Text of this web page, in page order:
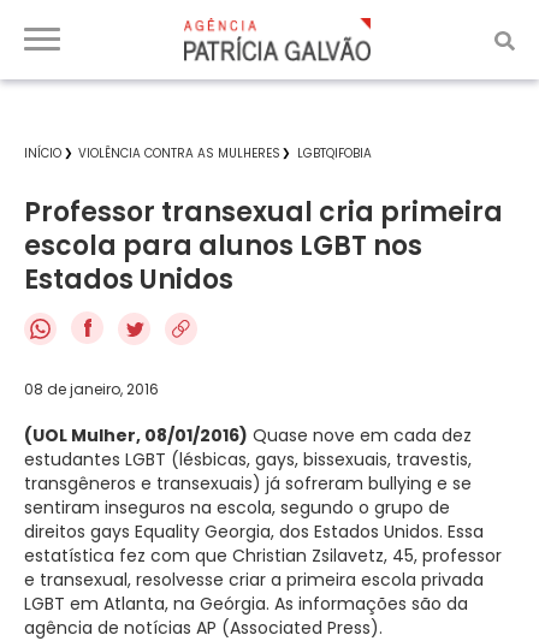
INÍCIO VIOLÊNCIA CONTRA AS MULHERES LGBTQIFOBIA
Professor transexual cria primeira
escola para alunos LGBT nos
Estados Unidos
f
08 de janeiro, 2016
(UOL Mulher, 08/01/2016) Quase nove em cada dez
estudantes LGBT (lésbicas, gays, bissexuais, travestis,
transgêneros e transexuais) já sofreram bullying e se
sentiram inseguros na escola, segundo o grupo de
direitos gays Equality Georgia, dos Estados Unidos. Essa
estatística fez com que Christian Zsilavetz, 45, professor
e transexual, resolvesse criar a primeira escola privada
LGBT em Atlanta, na Geórgia. As informações são da
agência de notícias AP (Associated Press).